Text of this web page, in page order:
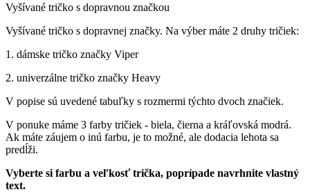
Vyšívané tričko s dopravnou značkou
Vyšívané tričko s dopravnej značky. Na výber máte 2 druhy tričiek:
1. dámske tričko značky Viper
2. univerzálne tričko značky Heavy
V popise sú uvedené tabuľky s rozmermi týchto dvoch značiek.
V ponuke máme 3 farby tričiek - biela, čierna a kráľovská modrá.
Ak máte záujem o inú farbu, je to možné, ale dodacia lehota sa
predĺži.
Vyberte si farbu a veľkosť trička, poprípade navrhnite vlastný
text.